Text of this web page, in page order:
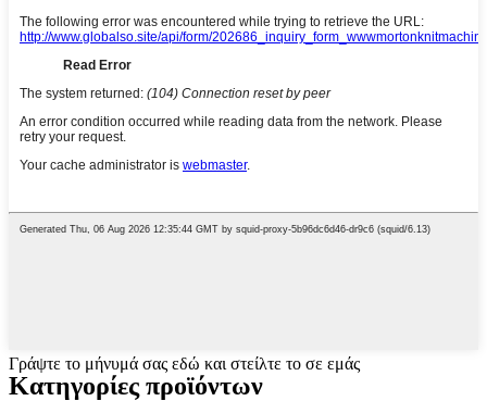
Γράψτε το μήνυμά σας εδώ και στείλτε το σε εμάς
Κατηγορίες προϊόντων